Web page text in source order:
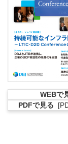
WEBで
PDFで見る